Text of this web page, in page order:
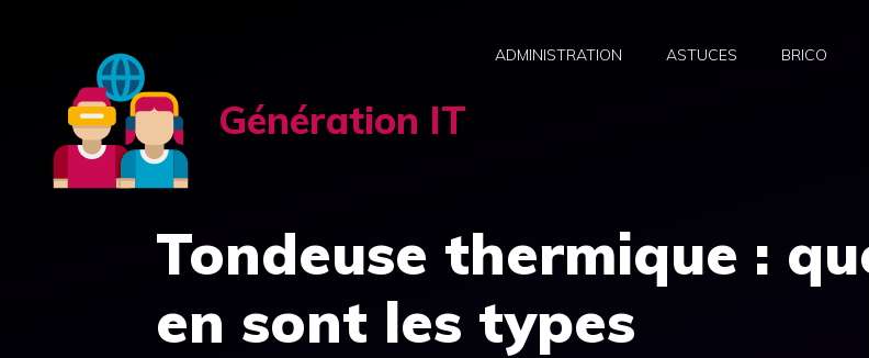
Génération IT
ADMINISTRATION ASTUCES BRICO
Tondeuse thermique :
en sont les types